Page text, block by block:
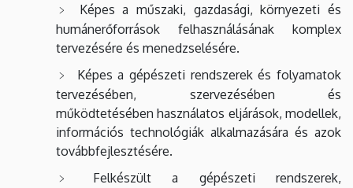
Képes a műszaki, gazdasági, környezeti és
humánerőforrások felhasználásának komplex
tervezésére és menedzselésére.
Képes a gépészeti rendszerek és folyamatok
tervezésében, szervezésében és
működtetésében használatos eljárások, modellek,
információs technológiák alkalmazására és azok
továbbfejlesztésére.
Felkészült a gépészeti rendszerek,